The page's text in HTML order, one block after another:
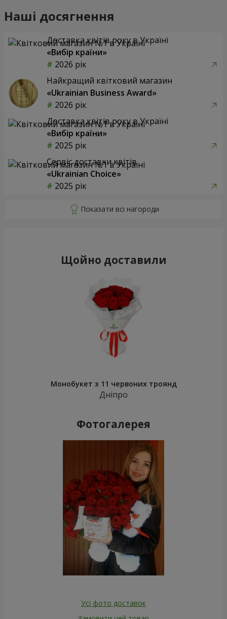
Наші досягнення
Доставка квітів року в Україні
«Вибір країни»
2026 рік
Найкращий квітковий магазин
«Ukrainian Business Award»
2026 рік
Доставка квітів року в Україні
«Вибір країни»
2025 рік
Сервіс доставки квітів
«Ukrainian Choice»
2025 рік
Щойно доставили
Монобукет з 11 червоних троянд
Дніпро
Фотогалерея
Усі фото доставок